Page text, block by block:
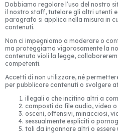
Dobbiamo regolare l’uso del nostro
il nostro staff, tutelare gli altri utenti
paragrafo si applica nella misura in
contenuti.
Non ci impegniamo a moderare o
ma proteggiamo vigorosamente la
contenuto violi la legge,
competenti.
Accetti di non utilizzare, né
per pubblicare contenuti o svolgere
illegali o che incitino altri a
composti da file audio, video
osceni, offensivi, minacciosi,
sessualmente espliciti o
tali da ingannare altri o